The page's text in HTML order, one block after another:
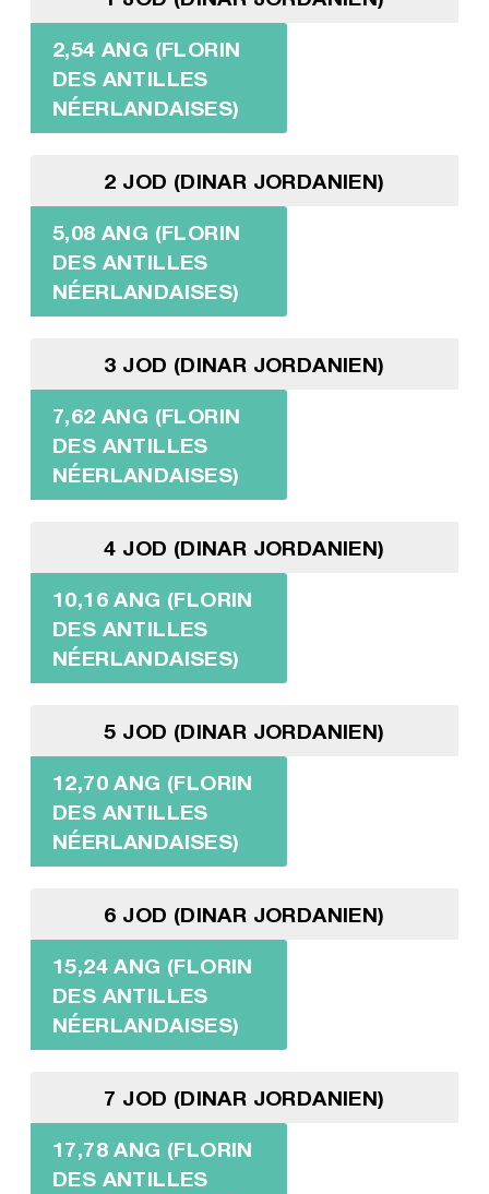
2,54 ANG (FLORIN
DES ANTILLES
NÉERLANDAISES)
2 JOD (DINAR JORDANIEN)
5,08 ANG (FLORIN
DES ANTILLES
NÉERLANDAISES)
3 JOD (DINAR JORDANIEN)
7,62 ANG (FLORIN
DES ANTILLES
NÉERLANDAISES)
4 JOD (DINAR JORDANIEN)
10,16 ANG (FLORIN
DES ANTILLES
NÉERLANDAISES)
5 JOD (DINAR JORDANIEN)
12,70 ANG (FLORIN
DES ANTILLES
NÉERLANDAISES)
6 JOD (DINAR JORDANIEN)
15,24 ANG (FLORIN
DES ANTILLES
NÉERLANDAISES)
7 JOD (DINAR JORDANIEN)
17,78 ANG (FLORIN
DES ANTILLES